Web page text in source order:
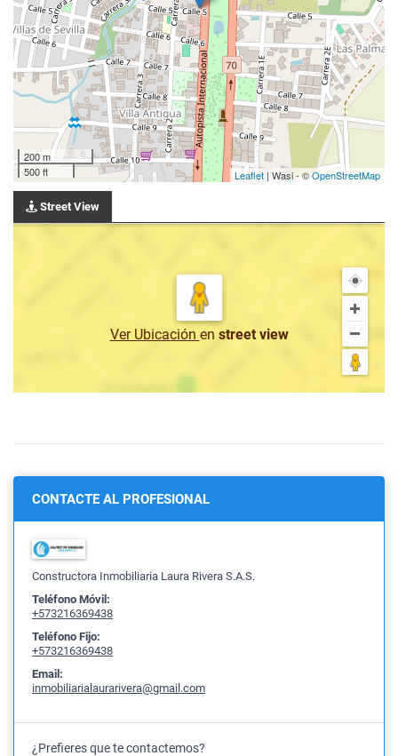
200 m
500 ft
Leaflet | Wasi - ©OpenStreetMap
Street View
Ver Ubicación en street view
CONTACTE AL PROFESIONAL
Constructora Inmobiliaria Laura Rivera S.A.S.
Teléfono Móvil:
+573216369438
Teléfono Fijo:
+573216369438
Email:
inmobiliarialaurarivera@gmail.com
¿Prefieres que te contactemos?